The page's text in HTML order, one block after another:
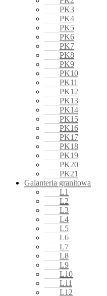
PK3
PK4
PK5
PK6
PK7
PK8
PK9
PK10
PK11
PK12
PK13
PK14
PK15
PK16
PK17
PK18
PK19
PK20
PK21
Galanteria granitowa
L1
L2
L3
L4
L5
L6
L7
L8
L9
L10
L11
L12